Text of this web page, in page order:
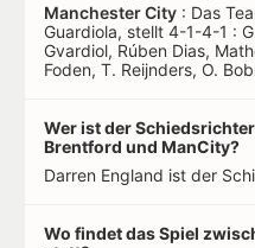
Manchester City : Das
Guardiola, stellt 4-1-4-1 :
Gvardiol, Rúben Dias,
Foden, T. Reijnders, O.
Wer ist der
Brentford und ManCity?
Darren England ist der
Wo findet das Spiel